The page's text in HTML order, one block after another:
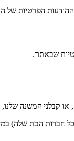
שבאתר.
המשנה שלנו,
הבת שלה)